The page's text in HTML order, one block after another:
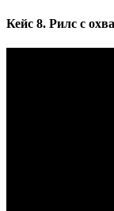
Кейс 8. Рилс с